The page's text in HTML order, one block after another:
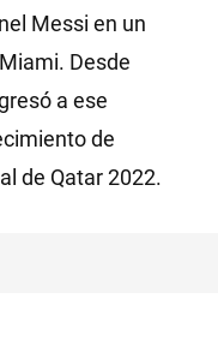
Messi en un
Desde
a ese
de
de Qatar 2022.